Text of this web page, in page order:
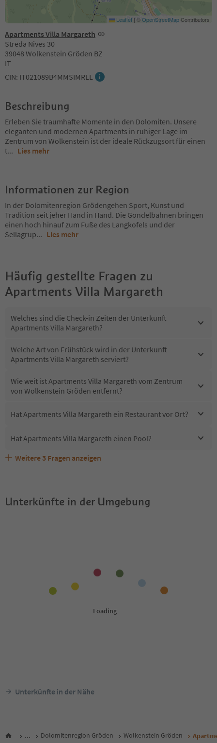
Apartments Villa Margareth
Streda Nives 30
39048 Wolkenstein Gröden BZ
IT
CIN: IT021089B4MMSIMRLL
Leaflet | ©OpenStreetMapContributors
Beschreibung
Erleben Sie traumhafte Momente in den Dolomiten. Unsere
eleganten und modernen Apartments in ruhiger Lage im
Zentrum von Wolkenstein ist der ideale Rückzugsort für einen
t... Lies mehr
Informationen zur Region
In der Dolomitenregion Grödengehen Sport, Kunst und
Tradition seit jeher Hand in Hand. Die Gondelbahnen bringen
einen hoch hinauf zum Fuße des Langkofels und der
Sellagrup... Lies mehr
Häufig gestellte Fragen zu
Apartments Villa Margareth
Welches sind die Check-in Zeiten der Unterkunft
Apartments Villa Margareth?
Welche Art von Frühstück wird in der Unterkunft
Apartments Villa Margareth serviert?
Wie weit ist Apartments Villa Margareth vom Zentrum
von Wolkenstein Gröden entfernt?
Hat Apartments Villa Margareth ein Restaurant vor Ort?
Hat Apartments Villa Margareth einen Pool?
Sind Haustiere in der Unterkunft Apartments Villa
Welche Services bietet Apartments Villa Margareth?
Erhalten die Gäste von Apartments Villa Margareth einen
Weitere 3 Fragen anzeigen
Unterkünfte in der Umgebung
Unterkünfte in der Nähe
... Dolomitenregion Gröden Wolkenstein Gröden